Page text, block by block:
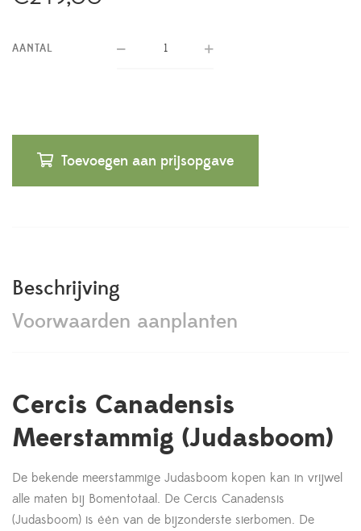
AANTAL
Toevoegen aan prijsopgave
Beschrijving
Voorwaarden aanplanten
Cercis Canadensis
Meerstammig (Judasboom)
De bekende meerstammige Judasboom kopen kan in vrijwel
alle maten bij Bomentotaal. De Cercis Canadensis
(Judasboom) is één van de bijzonderste sierbomen. De